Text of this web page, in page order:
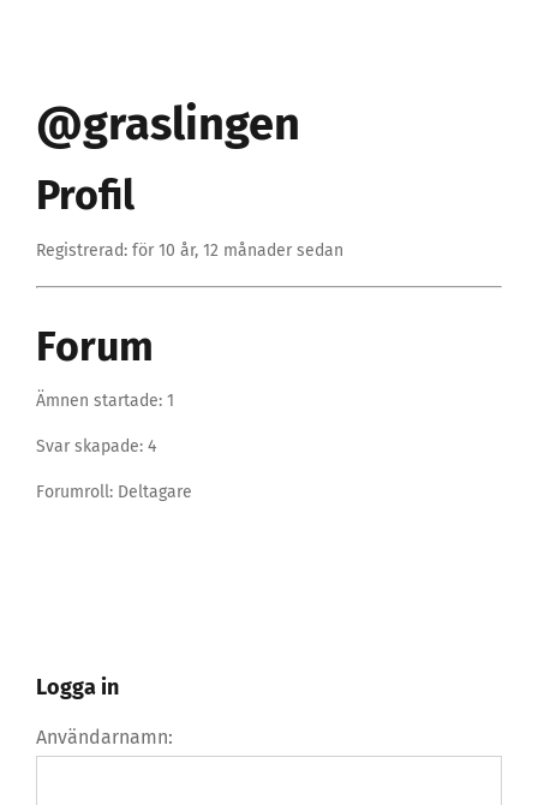
@graslingen
Profil
Registrerad: för 10 år, 12 månader sedan
Forum
Ämnen startade: 1
Svar skapade: 4
Forumroll: Deltagare
Logga in
Användarnamn: